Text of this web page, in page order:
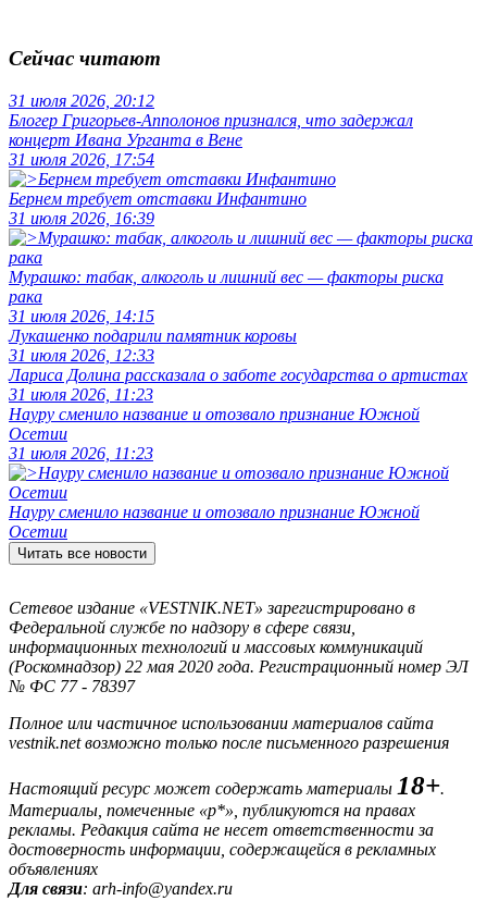
Сейчас читают
31 июля 2026, 20:12
Блогер Григорьев-Апполонов признался, что задержал
концерт Ивана Урганта в Вене
31 июля 2026, 17:54
Бернем требует отставки Инфантино
31 июля 2026, 16:39
Мурашко: табак, алкоголь и лишний вес — факторы риска
рака
31 июля 2026, 14:15
Лукашенко подарили памятник коровы
31 июля 2026, 12:33
Лариса Долина рассказала о заботе государства о артистах
31 июля 2026, 11:23
Науру сменило название и отозвало признание Южной
Осетии
31 июля 2026, 11:23
Науру сменило название и отозвало признание Южной
Осетии
Читать все новости
Сетевое издание «VESTNIK.NET» зарегистрировано в
Федеральной службе по надзору в сфере связи,
информационных технологий и массовых коммуникаций
(Роскомнадзор) 22 мая 2020 года. Регистрационный номер ЭЛ
№ ФС 77 - 78397
Полное или частичное использовании материалов сайта
vestnik.net возможно только после письменного разрешения
Настоящий ресурс может содержать материалы 18+.
Материалы, помеченные «р*», публикуются на правах
рекламы. Редакция сайта не несет ответственности за
достоверность информации, содержащейся в рекламных
объявлениях
Для связи: arh-info@yandex.ru